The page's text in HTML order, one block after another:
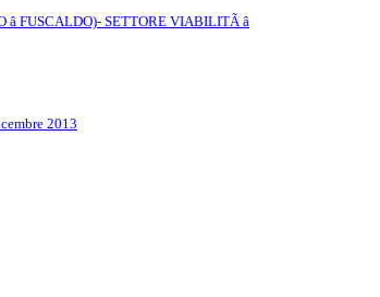
SETTORE VIABILITÃ â
2013